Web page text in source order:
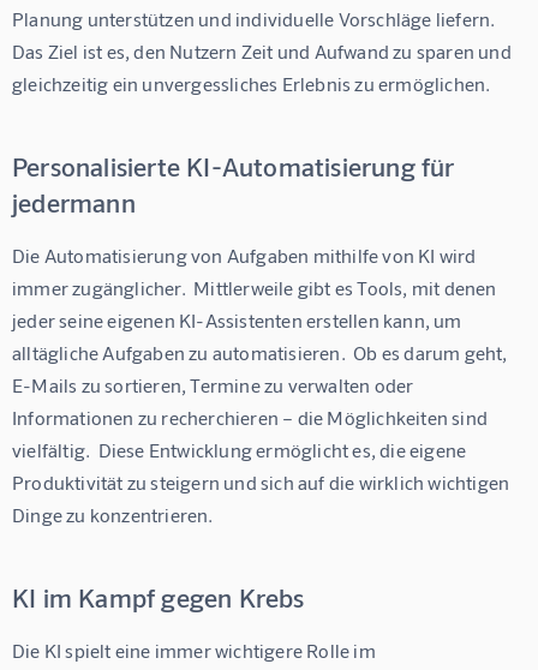
Planung unterstützen und individuelle Vorschläge liefern.
Das Ziel ist es, den Nutzern Zeit und Aufwand zu sparen und
gleichzeitig ein unvergessliches Erlebnis zu ermöglichen.
Personalisierte KI-Automatisierung für
jedermann
Die Automatisierung von Aufgaben mithilfe von KI wird
immer zugänglicher.  Mittlerweile gibt es Tools, mit denen
jeder seine eigenen KI-Assistenten erstellen kann, um
alltägliche Aufgaben zu automatisieren.  Ob es darum geht,
E-Mails zu sortieren, Termine zu verwalten oder
Informationen zu recherchieren – die Möglichkeiten sind
vielfältig.  Diese Entwicklung ermöglicht es, die eigene
Produktivität zu steigern und sich auf die wirklich wichtigen
Dinge zu konzentrieren.
KI im Kampf gegen Krebs
Die KI spielt eine immer wichtigere Rolle im